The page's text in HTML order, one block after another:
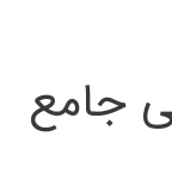
جامع